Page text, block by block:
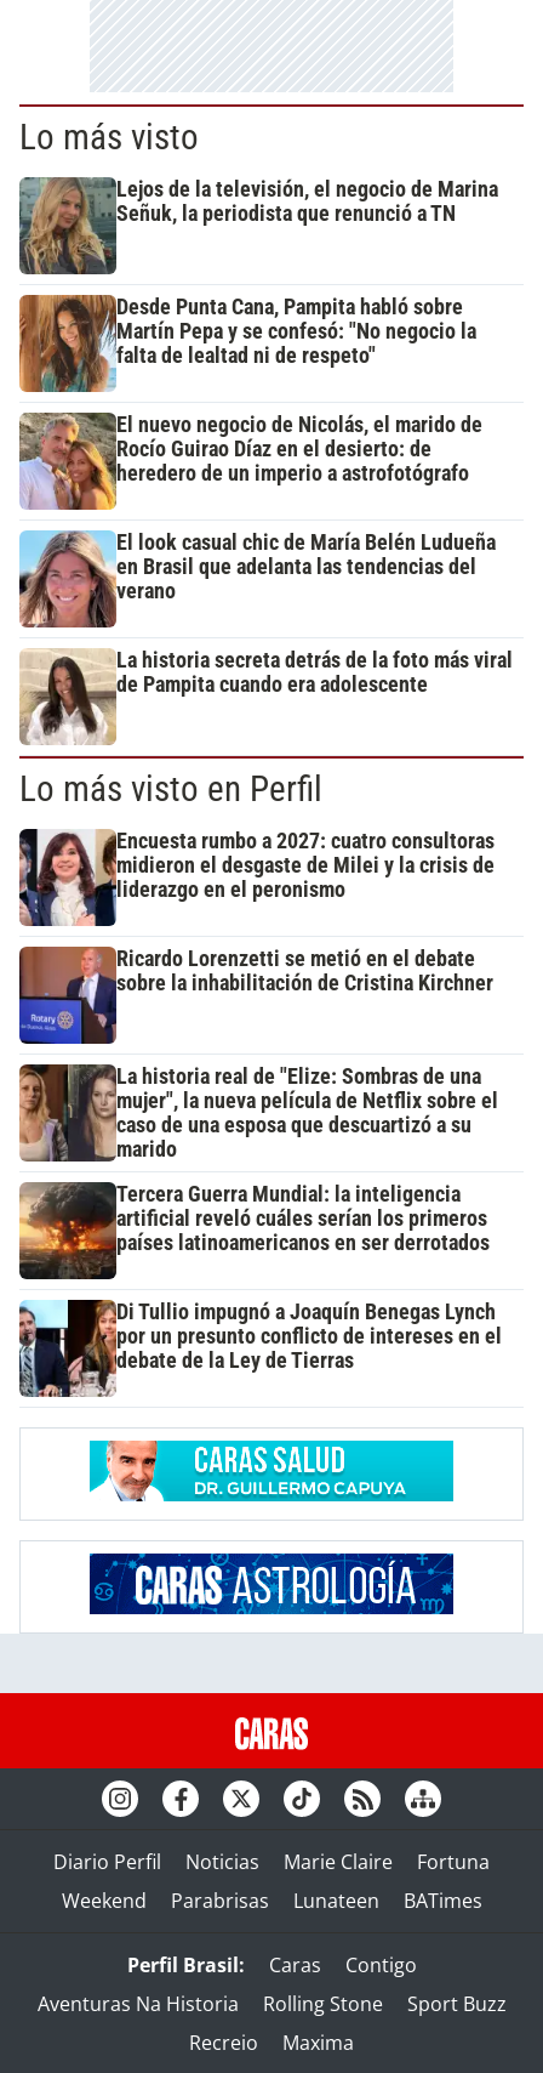
Lo más visto
Lejos de la televisión, el negocio de Marina
Señuk, la periodista que renunció a TN
Desde Punta Cana, Pampita habló sobre
Martín Pepa y se confesó: "No negocio la
falta de lealtad ni de respeto"
El nuevo negocio de Nicolás, el marido de
Rocío Guirao Díaz en el desierto: de
heredero de un imperio a astrofotógrafo
El look casual chic de María Belén Ludueña
en Brasil que adelanta las tendencias del
verano
La historia secreta detrás de la foto más viral
de Pampita cuando era adolescente
Lo más visto en Perfil
Encuesta rumbo a 2027: cuatro consultoras
midieron el desgaste de Milei y la crisis de
liderazgo en el peronismo
Ricardo Lorenzetti se metió en el debate
sobre la inhabilitación de Cristina Kirchner
La historia real de "Elize: Sombras de una
mujer", la nueva película de Netflix sobre el
caso de una esposa que descuartizó a su
marido
Tercera Guerra Mundial: la inteligencia
artificial reveló cuáles serían los primeros
países latinoamericanos en ser derrotados
Di Tullio impugnó a Joaquín Benegas Lynch
por un presunto conflicto de intereses en el
debate de la Ley de Tierras
Diario Perfil Noticias Marie Claire
Fortuna
Weekend
Parabrisas Lunateen BATimes
Perfil Brasil: Caras
Contigo
Aventuras Na Historia
Rolling Stone
Sport Buzz
Recreio
Maxima